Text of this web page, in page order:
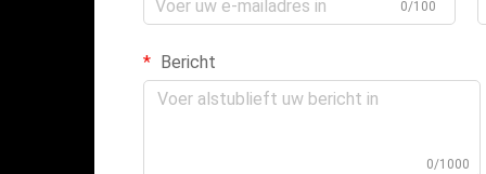
0/100
Bericht
0/1000